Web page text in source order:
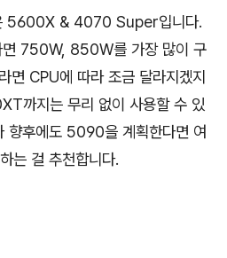
5600X & 4070 Super입니다.
면 750W, 850W를 가장 많이 구
면 CPU에 따라 조금 달라지겠지
지는 무리 없이 사용할 수 있
향후에도 5090을 계획한다면 여
는 걸 추천합니다.